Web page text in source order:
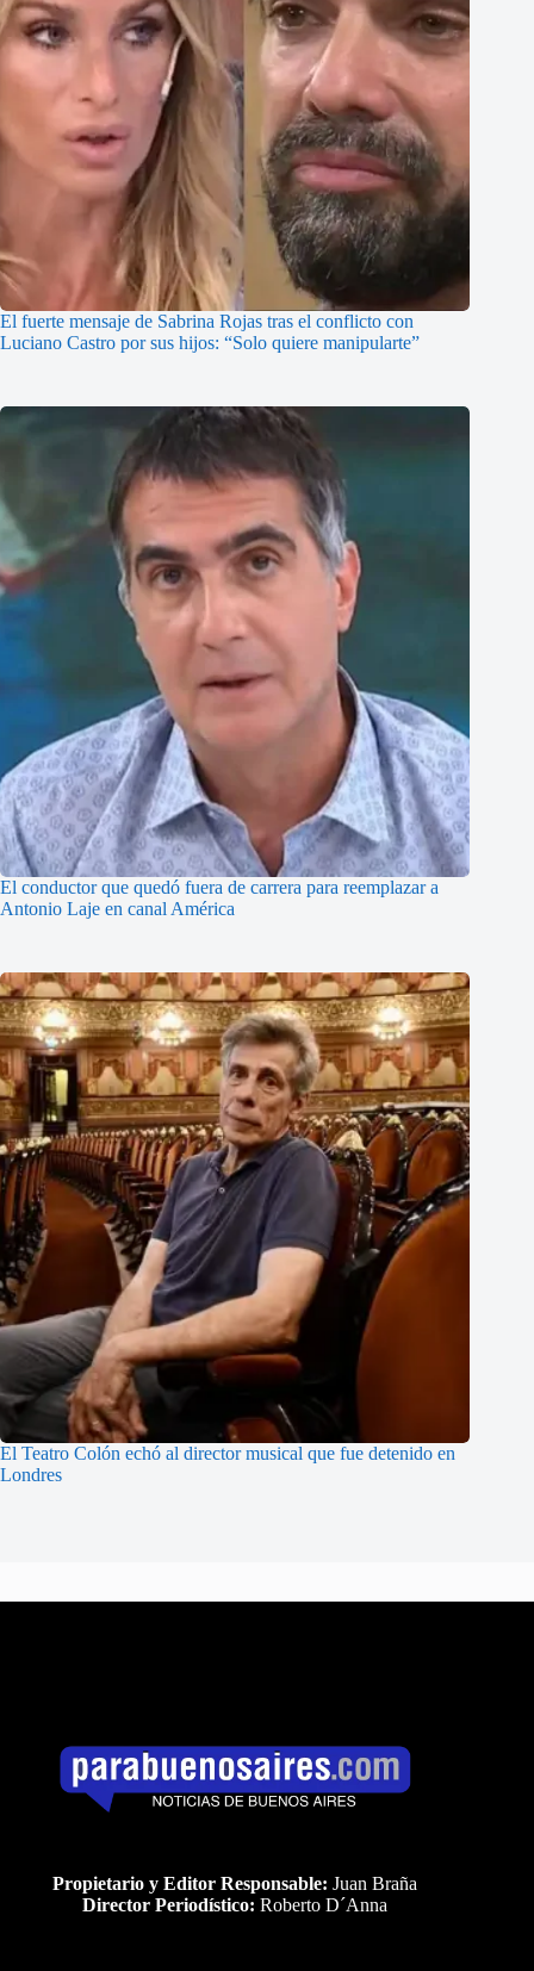
El fuerte mensaje de Sabrina Rojas tras el conflicto con
Luciano Castro por sus hijos: “Solo quiere manipularte”
El conductor que quedó fuera de carrera para reemplazar a
Antonio Laje en canal América
El Teatro Colón echó al director musical que fue detenido en
Londres
Propietario y Editor Responsable: Juan Braña
Director Periodístico: Roberto D´Anna